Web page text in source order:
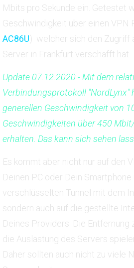
Mbits pro Sekunde ein. Getestet
Geschwindigkeit über einen VPN
AC86U) welcher sich den Zugriff
Server in Frankfurt verschafft hat.
Update 07.12.2020 - Mit dem
Verbindungsprotokoll "NordLynx"
generellen Geschwindigkeit von
Geschwindigkeiten über 450
erhalten. Das kann sich sehen
Es kommt aber nicht nur auf den
Deinen PC oder Dein Smartphone
verschlüsselten Tunnel mit dem
sondern auch auf die gestellte
Deines Providers. Die Entfernung
die Auslastung des Servers
Daher sollten auch nicht zu viele